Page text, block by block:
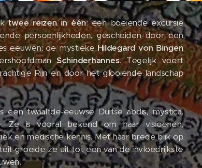
twee reizen in één: een boeiende excursie
persoonlijkheden, gescheiden door een
eeuwen: de mystiekeHildegard von Bingen
Schinderhannes. Tegelijk voert
Rijn en door het glooiende landschap
een twaalfde-eeuwse Duitse abdis, mystica,
Ze is vooral bekend om haar visioenen,
en medische kennis. Met haar brede blik op
groeide ze uit tot een van de invloedrijkste